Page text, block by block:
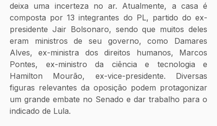
deixa uma incerteza no ar. Atualmente, a casa é
composta por 13 integrantes do PL, partido do ex-
presidente Jair Bolsonaro, sendo que muitos deles
eram ministros de seu governo, como Damares
Alves, ex-ministra dos direitos humanos, Marcos
Pontes, ex-ministro da ciência e tecnologia e
Hamilton Mourão, ex-vice-presidente. Diversas
figuras relevantes da oposição podem protagonizar
um grande embate no Senado e dar trabalho para o
indicado de Lula.